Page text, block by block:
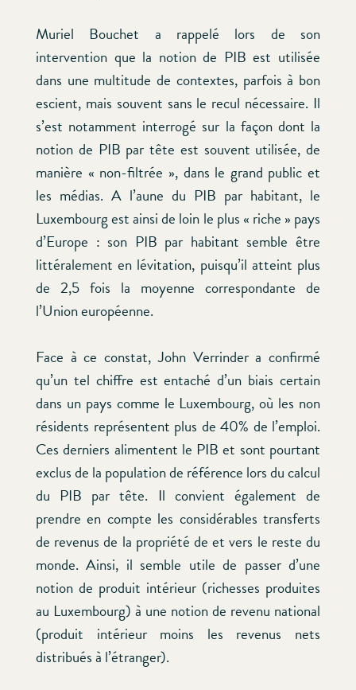
Muriel Bouchet a rappelé lors de son
intervention que la notion de PIB est utilisée
dans une multitude de contextes, parfois à bon
escient, mais souvent sans le recul nécessaire. Il
s’est notamment interrogé sur la façon dont la
notion de PIB par tête est souvent utilisée, de
manière « non-filtrée », dans le grand public et
les médias. A l’aune du PIB par habitant, le
Luxembourg est ainsi de loin le plus « riche » pays
d’Europe : son PIB par habitant semble être
littéralement en lévitation, puisqu’il atteint plus
de 2,5 fois la moyenne correspondante de
l’Union européenne.
Face à ce constat, John Verrinder a confirmé
qu’un tel chiffre est entaché d’un biais certain
dans un pays comme le Luxembourg, où les non
résidents représentent plus de 40% de l’emploi.
Ces derniers alimentent le PIB et sont pourtant
exclus de la population de référence lors du calcul
du PIB par tête. Il convient également de
prendre en compte les considérables transferts
de revenus de la propriété de et vers le reste du
monde. Ainsi, il semble utile de passer d’une
notion de produit intérieur (richesses produites
au Luxembourg) à une notion de revenu national
(produit intérieur moins les revenus nets
distribués à l’étranger).